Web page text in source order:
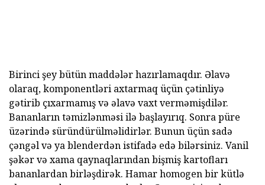
Birinci şey bütün maddələr hazırlamaqdır. Əlavə
olaraq, komponentləri axtarmaq üçün çətinliyə
gətirib çıxarmamış və əlavə vaxt verməmişdilər.
Bananların təmizlənməsi ilə başlayırıq. Sonra püre
üzərində süründürülməlidirlər. Bunun üçün sadə
çəngəl və ya blenderdən istifadə edə bilərsiniz. Vanil
şəkər və xama qaynaqlarından bişmiş kartofları
bananlardan birləşdirək. Hamar homogen bir kütlə